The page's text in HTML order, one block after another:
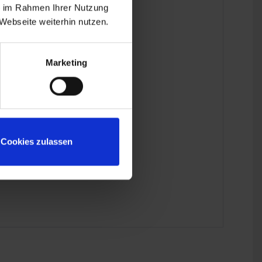
Rahmen Ihrer Nutzung
weiterhin nutzen.
Marketing
Cookies zulassen